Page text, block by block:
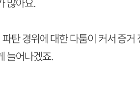
많아요.
탄 경위에 대한 다툼이 커서 증
늘어나겠죠.